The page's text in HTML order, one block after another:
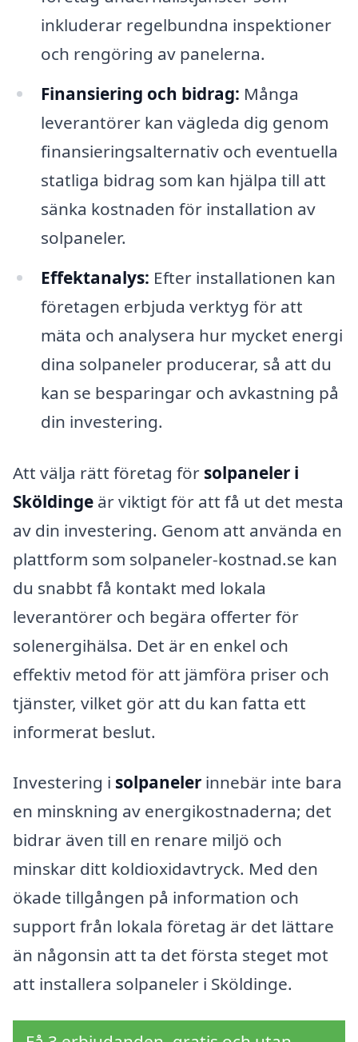
inkluderar regelbundna inspektioner
och rengöring av panelerna.
Finansiering och bidrag: Många
leverantörer kan vägleda dig genom
finansieringsalternativ och eventuella
statliga bidrag som kan hjälpa till att
sänka kostnaden för installation av
solpaneler.
Effektanalys: Efter installationen kan
företagen erbjuda verktyg för att
mäta och analysera hur mycket energi
dina solpaneler producerar, så att du
kan se besparingar och avkastning på
din investering.
Att välja rätt företag för solpaneler i
Sköldinge är viktigt för att få ut det mesta
av din investering. Genom att använda en
plattform som solpaneler-kostnad.se kan
du snabbt få kontakt med lokala
leverantörer och begära offerter för
solenergihälsa. Det är en enkel och
effektiv metod för att jämföra priser och
tjänster, vilket gör att du kan fatta ett
informerat beslut.
Investering i solpaneler innebär inte bara
en minskning av energikostnaderna; det
bidrar även till en renare miljö och
minskar ditt koldioxidavtryck. Med den
ökade tillgången på information och
support från lokala företag är det lättare
än någonsin att ta det första steget mot
att installera solpaneler i Sköldinge.